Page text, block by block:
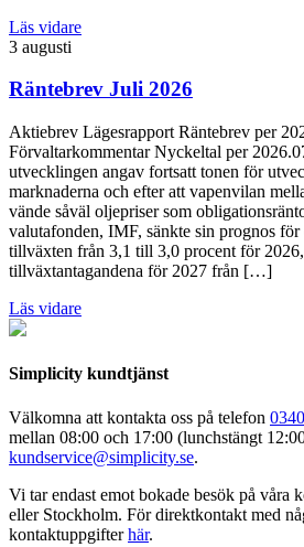
Läs vidare
3 augusti
Räntebrev Juli 2026
Aktiebrev Lägesrapport Räntebrev per
Förvaltarkommentar Nyckeltal per
utvecklingen angav fortsatt tonen för
marknaderna och efter att vapenvilan
vände såväl oljepriser som
valutafonden, IMF, sänkte sin prognos
tillväxten från 3,1 till 3,0 procent för
tillväxtantagandena för 2027 från […]
Läs vidare
Simplicity kundtjänst
Välkomna att kontakta oss på telefon
mellan 08:00 och 17:00 (lunchstängt
kundservice@simplicity.se.
Vi tar endast emot bokade besök på våra
eller Stockholm. För direktkontakt med
kontaktuppgifterhär.